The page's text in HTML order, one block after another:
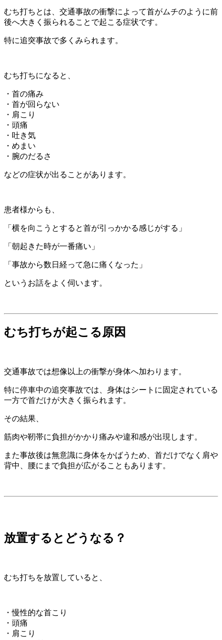
むち打ちとは、交通事故の衝撃によって首がムチのように前
後へ大きく振られることで起こる症状です。
特に追突事故で多くみられます。
むち打ちになると、
・首の痛み
・首が回らない
・肩こり
・頭痛
・吐き気
・めまい
・腕のだるさ
などの症状が出ることがあります。
患者様からも、
「横を向こうとすると首が引っかかる感じがする」
「朝起きた時が一番痛い」
「事故から数日経って急に痛くなった」
というお話をよく伺います。
むち打ちが起こる原因
交通事故では想像以上の衝撃が身体へ加わります。
特に停車中の追突事故では、身体はシートに固定されている
一方で首だけが大きく振られます。
その結果、
筋肉や靭帯に負担がかかり痛みや違和感が出現します。
また事故後は無意識に身体をかばうため、首だけでなく肩や
背中、腰にまで負担が広がることもあります。
放置するとどうなる？
むち打ちを放置していると、
・慢性的な首こり
・頭痛
・肩こり